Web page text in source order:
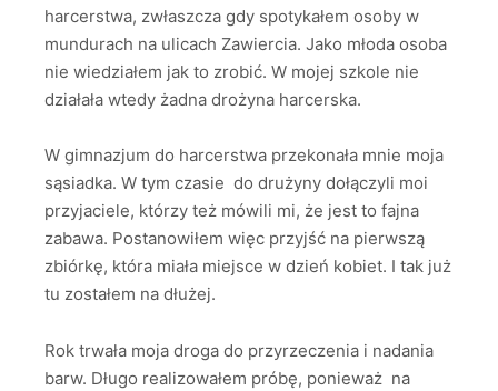
harcerstwa, zwłaszcza gdy spotykałem osoby w
mundurach na ulicach Zawiercia. Jako młoda osoba
nie wiedziałem jak to zrobić. W mojej szkole nie
działała wtedy żadna drożyna harcerska.
W gimnazjum do harcerstwa przekonała mnie moja
sąsiadka. W tym czasie do drużyny dołączyli moi
przyjaciele, którzy też mówili mi, że jest to fajna
zabawa. Postanowiłem więc przyjść na pierwszą
zbiórkę, która miała miejsce w dzień kobiet. I tak już
tu zostałem na dłużej.
Rok trwała moja droga do przyrzeczenia i nadania
barw. Długo realizowałem próbę, ponieważ na